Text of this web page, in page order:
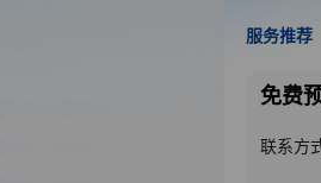
服务推荐
免费
联系方